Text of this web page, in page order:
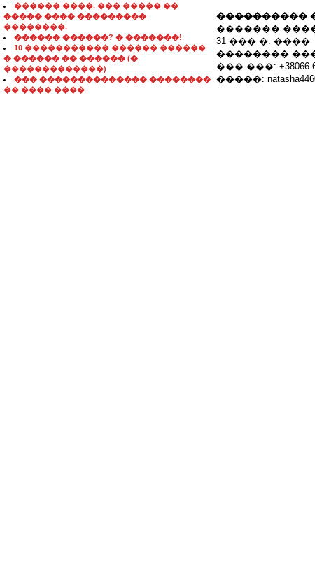
������ ����. ��� ����� ��
����� ���� ���������
��������.
������ ������? � �������!
10 ����������� ������ ������
� ������ �� ������ (�
�������������)
��� �������������� ��������
�� ���� ����
����������
�������
31 ��� �. ����
��������
���.���: +38066-
�����: